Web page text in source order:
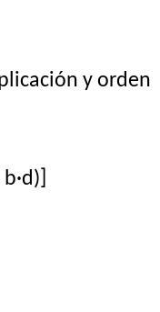
y orden